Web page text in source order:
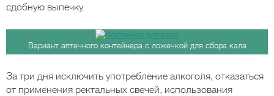
сдобную выпечку.
Вариант аптечного контейнера с ложечкой для сбора кала
За три дня исключить употребление алкоголя, отказаться
от применения ректальных свечей, использования